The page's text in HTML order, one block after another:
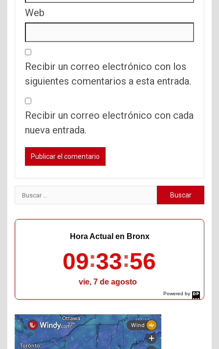
Web
Recibir un correo electrónico con los
siguientes comentarios a esta entrada.
Recibir un correo electrónico con cada
nueva entrada.
Buscar:
Powered by
DaysPedia.com
Hora Actual en Bronx
09 33 57
vie, 7 de agosto